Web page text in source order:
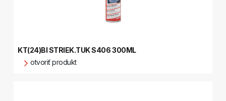
KT(24)BI STRIEK.TUK S406 300ML
otvoriť produkt